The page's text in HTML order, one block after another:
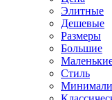
Элитные
Дешевые
Размеры
Большие
Стиль